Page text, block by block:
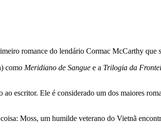
romance do lendário Cormac McCarthy que
como Meridiano de Sangue e a Trilogia da
escritor. Ele é considerado um dos maiores
Moss, um humilde veterano do Vietnã